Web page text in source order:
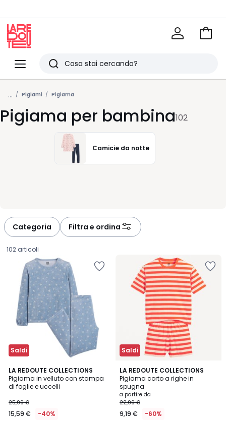
Menu
Redoute
Ricerca
Ultimi
articoli
visti
Vai
... Pigiami Pigiama
Pigiama per bambina102
Camicie da notte
Categoria Filtra e ordina
102 articoli
Saldi
LA REDOUTE COLLECTIONS
Pigiama in velluto con stampa
di foglie e uccelli
€
Invece
25,99 €
15,59 € -40%
4
/
5
Saldi
LA REDOUTE COLLECTIONS
Pigiama corto a righe in
spugna
a partire da
22,99 €
9,19 € -60%
4,9
/ 5
2
Colori